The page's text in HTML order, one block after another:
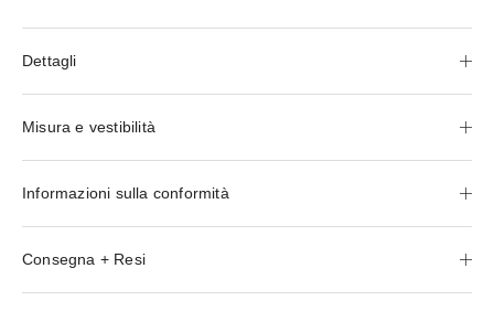
Dettagli
Misura e vestibilità
Informazioni sulla conformità
Consegna + Resi